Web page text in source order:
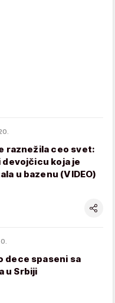
raznežila ceo svet:
koja je
u bazenu (VIDEO)
dece spaseni sa
u Srbiji